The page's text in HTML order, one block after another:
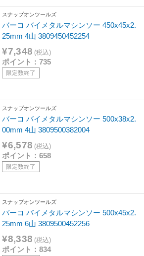
スナップオンツールズ
バーコ バイメタルマシンソー 450x45x2.
25mm 4山 3809450452254
¥7,348 (税込)
ポイント：735
限定数終了
スナップオンツールズ
バーコ バイメタルマシンソー 500x38x2.
00mm 4山 3809500382004
¥6,578 (税込)
ポイント：658
限定数終了
スナップオンツールズ
バーコ バイメタルマシンソー 500x45x2.
25mm 6山 3809500452256
¥8,338 (税込)
ポイント：834